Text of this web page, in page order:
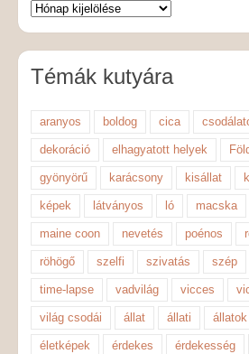
Témák kutyára
aranyos boldog cica
dekoráció elhagyatott helyek
gyönyörű karácsony kisállat
képek látványos ló macska
maine coon nevetés poénos
röhögő szelfi szivatás szép
time-lapse vadvilág vicces
világ csodái állat állati állatok
életképek érdekes érdekesség